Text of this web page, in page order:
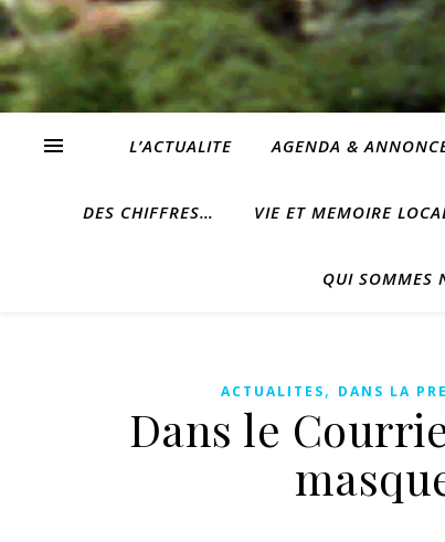
L’ACTUALITE AGENDA &
DES CHIFFRES… VIE ET MEMOIRE
QUI SOMMES
ACTUALITES, DANS LA
Dans le